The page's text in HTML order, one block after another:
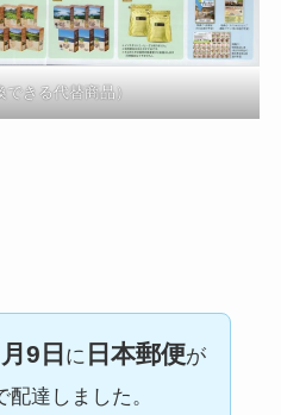
できる代替商品）
9日 に 日本郵便が
配達しました。